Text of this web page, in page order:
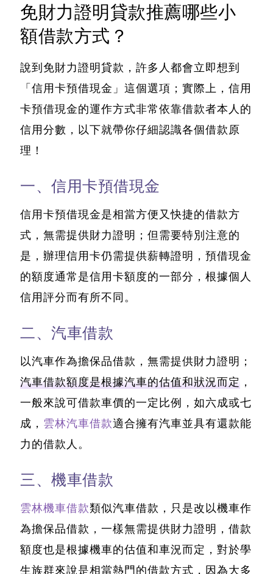
免財力證明貸款推薦哪些小
額借款方式？
說到免財力證明貸款，許多人都會立即想到
「信用卡預借現金」這個選項； 實際上，信用
卡預借現金的運作方式非常依靠借款者本人的
信用分數 ，以下就帶你仔細認識各個借款原
理！
一、信用卡預借現金
信用卡預借現金是相當方便又快捷的借款方
式，無需提供財力證明；但需要特別注意的
是，辦理信用卡仍需提供薪轉證明，預借現金
的額度通常是信用卡額度的一部分 ，根據個人
信用評分而有所不同。
二、汽車借款
以汽車作為擔保品借款，無需提供財力證明；
汽車借款額度是根據汽車的估值和狀況而定 ，
一般來說可借款車價的一定比例，如六成或七
成， 雲林汽車借款適合擁有汽車並具有還款能
力的借款人。
三、機車借款
雲林機車借款類似汽車借款，只是改以機車作
為擔保品借款， 一樣無需提供財力證明，借款
額度也是根據機車的估值和車況而定 ，對於學
生族群來說是相當熱門的借款方式，因為大多